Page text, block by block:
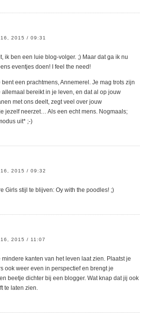
16, 2015 / 09:31
ik ben een luie blog-volger. ;) Maar dat ga ik nu
eventjes doen! I feel the need!
een prachtmens, Annemerel. Je mag trots zijn
bereikt in je leven, en dat al op jouw
met ons deelt, zegt veel over jouw
jezelf neerzet… Als een echt mens. Nogmaals;
uit* ;-)
16, 2015 / 09:32
Girls stijl te blijven: Oy with the poodles! ;)
16, 2015 / 11:07
kanten van het leven laat zien. Plaatst je
ook weer even in perspectief en brengt je
beetje dichter bij een blogger. Wat knap dat jij ook
te laten zien.